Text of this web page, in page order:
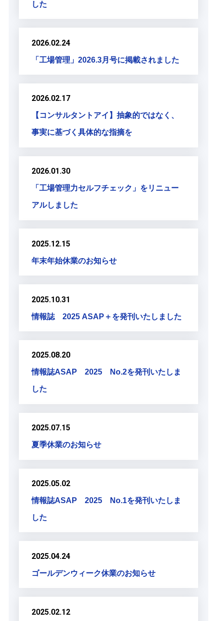
した
2026.02.24
「工場管理」2026.3月号に掲載されました
2026.02.17
【コンサルタントアイ】抽象的ではなく、
事実に基づく具体的な指摘を
2026.01.30
「工場管理力セルフチェック」をリニュー
アルしました
2025.12.15
年末年始休業のお知らせ
2025.10.31
情報誌 2025 ASAP＋を発刊いたしました
2025.08.20
情報誌ASAP 2025 No.2を発刊いたしま
した
2025.07.15
夏季休業のお知らせ
2025.05.02
情報誌ASAP 2025 No.1を発刊いたしま
した
2025.04.24
ゴールデンウィーク休業のお知らせ
2025.02.12